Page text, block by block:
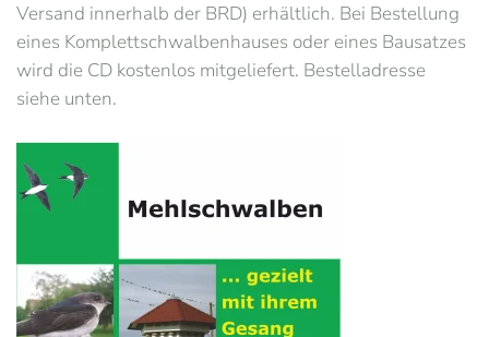
Versand innerhalb der BRD) erhältlich. Bei Bestellung
eines Komplettschwalbenhauses oder eines Bausatzes
wird die CD kostenlos mitgeliefert. Bestelladresse
siehe unten.